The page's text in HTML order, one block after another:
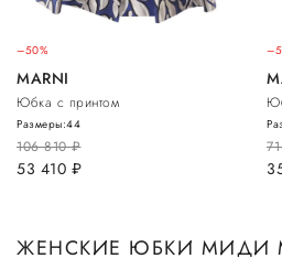
–50%
MARNI
Юбка с принтом
106 810руб.
53 410 руб.
Размеры:44
ЖЕНСКИЕ ЮБКИ МИДИ